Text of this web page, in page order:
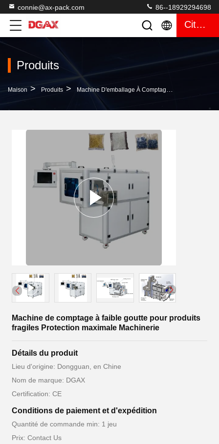
connie@ax-pack.com 86--18929294698
Citation
Produits
Maison > Produits > Machine D'emballage À Comptage Visuel
Machine de comptage à faible goutte pour produits
fragiles Protection maximale Machinerie
Détails du produit
Lieu d'origine: Dongguan, en Chine
Nom de marque: DGAX
Certification: CE
Conditions de paiement et d'expédition
Quantité de commande min: 1 jeu
Prix: Contact Us